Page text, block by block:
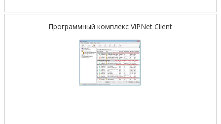
Программный комплекс ViPNet Client